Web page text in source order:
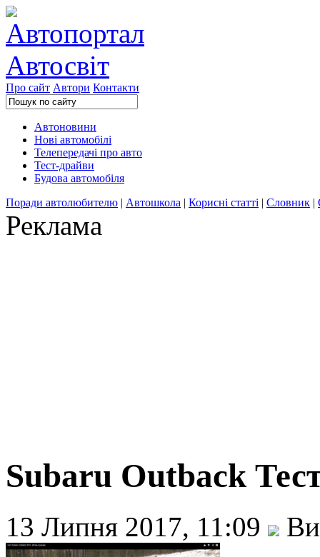
Про сайт Автори Контакти
Автоновини
Нові автомобілі
Телепередачі про авто
Тест-драйви
Будова автомобіля
Поради автолюбителю | Автошкола | Корисні статті | Словник |
Реклама
Subaru Outback
13 Липня 2017, 11:09